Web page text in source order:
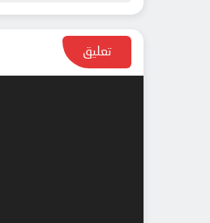
الحلقة 48
الحلقة 49
الحلقة 50
تعليق